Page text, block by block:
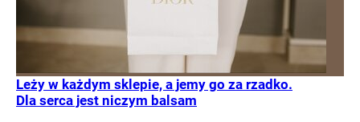
Leży w każdym sklepie, a jemy go za rzadko.
Dla serca jest niczym balsam